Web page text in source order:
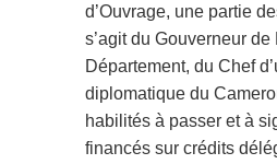
d’Ouvrage, une partie
s’agit du Gouverneur
Département, du Chef
diplomatique du
habilités à passer et à
financés sur crédits